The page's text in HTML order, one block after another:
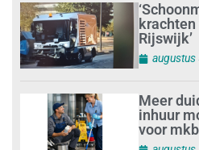
Rijswijk’
augustus
Meer
inhuur
voor